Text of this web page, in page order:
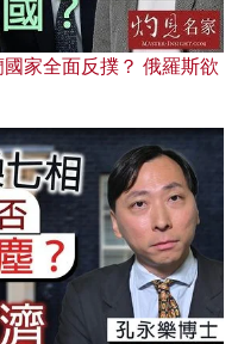
家全面反撲？ 俄羅斯欲